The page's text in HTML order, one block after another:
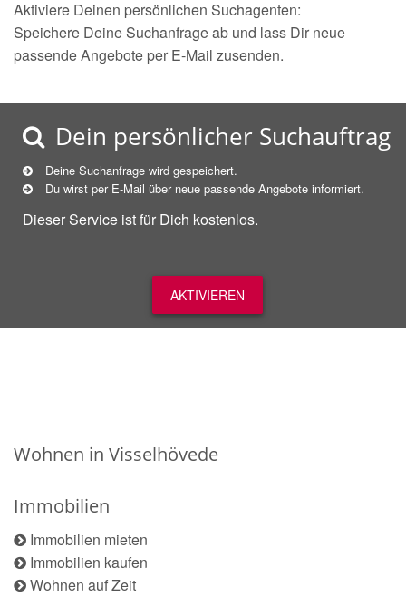
Aktiviere Deinen persönlichen Suchagenten:
Speichere Deine Suchanfrage ab und lass Dir neue
passende Angebote per E-Mail zusenden.
Dein persönlicher Suchauftrag
Deine Suchanfrage wird gespeichert.
Du wirst per E-Mail über neue passende Angebote informiert.
Dieser Service ist für Dich kostenlos.
AKTIVIEREN
Wohnen in Visselhövede
Immobilien
Immobilien mieten
Immobilien kaufen
Wohnen auf Zeit